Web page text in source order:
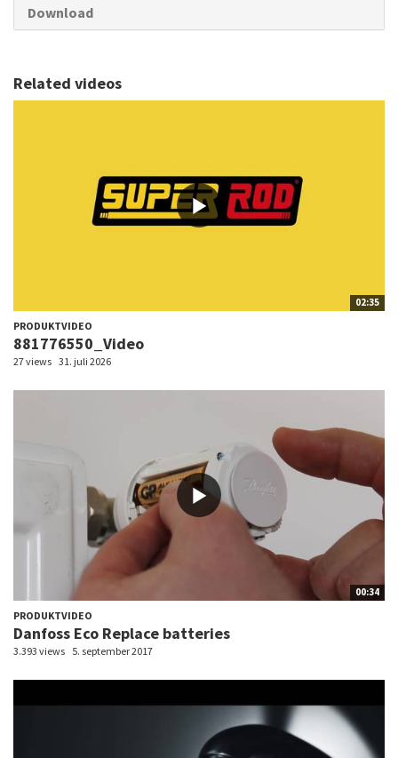
Download
Related videos
02:35
PRODUKTVIDEO
881776550_Video
27 views 31. juli 2026
00:34
PRODUKTVIDEO
Danfoss Eco Replace batteries
3.393 views 5. september 2017